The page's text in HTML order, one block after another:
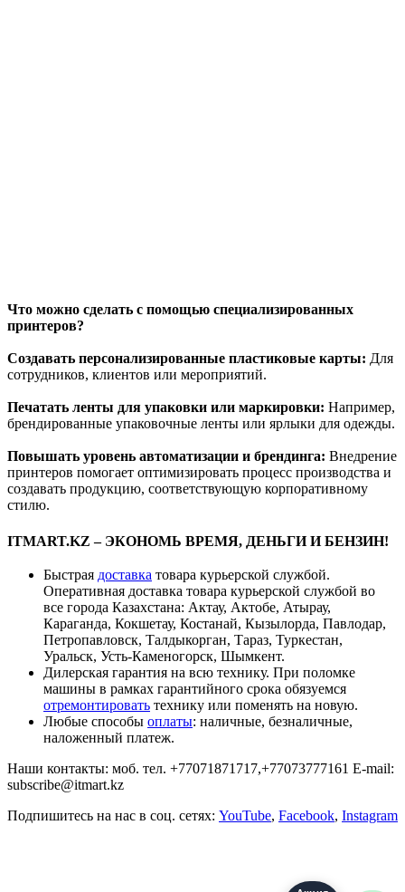
Что можно сделать с помощью специализированных
принтеров?
Создавать персонализированные пластиковые карты: Для
сотрудников, клиентов или мероприятий.
Печатать ленты для упаковки или маркировки: Например,
брендированные упаковочные ленты или ярлыки для одежды.
Повышать уровень автоматизации и брендинга: Внедрение
принтеров помогает оптимизировать процесс производства и
создавать продукцию, соответствующую корпоративному
стилю.
ITMART.KZ – ЭКОНОМЬ ВРЕМЯ, ДЕНЬГИ И БЕНЗИН!
Быстрая доставка товара курьерской службой.
Оперативная доставка товара курьерской службой во
все города Казахстана: Актау, Актобе, Атырау,
Караганда, Кокшетау, Костанай, Кызылорда, Павлодар,
Петропавловск, Талдыкорган, Тараз, Туркестан,
Уральск, Усть-Каменогорск, Шымкент.
Дилерская гарантия на всю технику. При поломке
машины в рамках гарантийного срока обязуемся
отремонтировать технику или поменять на новую.
Любые способы оплаты: наличные, безналичные,
наложенный платеж.
Наши контакты: моб. тел. +77071871717,+77073777161 E-mail:
subscribe@itmart.kz
Подпишитесь на нас в соц. сетях: YouTube, Facebook, Instagram